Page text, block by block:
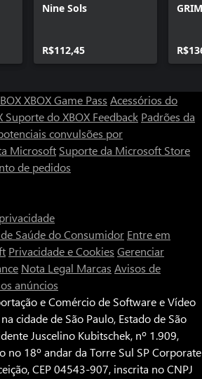
Nine Sols
R$112,45
XBOX Game Pass Acessórios do
Suporte do XBOX Feedback Padrões da
convulsões por
Microsoft Suporte da Microsoft Store
de pedidos
Saúde do Consumidor Entre em
Privacidade e Cookies Gerenciar
Nota Legal Marcas Avisos de
anúncios
e Comércio de Software e Vídeo
cidade de São Paulo, Estado de São
Juscelino Kubitschek, nº 1.909,
no 18º andar da Torre Sul SP Corporate
CEP 04543-907, inscrita no CNPJ